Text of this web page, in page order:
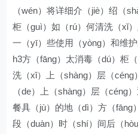
（wén）将详细介（jiè）绍（
柜（guì）如（rú）何清洗（xǐ
一（yī）些使用（yòng）和维
h3方（fāng）太消毒（dú）柜
洗（xǐ）上（shàng）层（céng
（de）上（shàng）层（céng
餐具（jù）的地（dì）方（fāng
段（duàn）时（shí）间后（